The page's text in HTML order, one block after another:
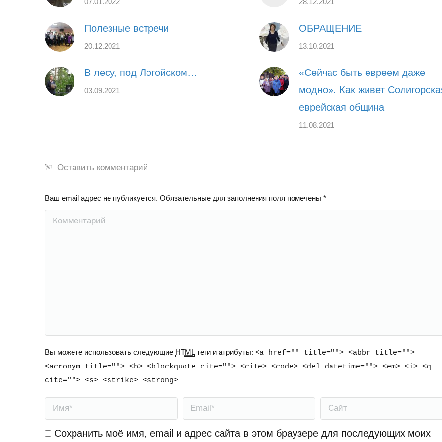
07.01.2022 28.12.2021
Полезные встречи
20.12.2021
ОБРАЩЕНИЕ
13.10.2021
В лесу, под Логойском…
03.09.2021
«Сейчас быть евреем даже
модно». Как живет
еврейская община
11.08.2021
Оставить комментарий
Ваш email адрес не публикуется. Обязательные для заполнения поля помечены *
Комментарий
Вы можете использовать следующие HTMLтеги и атрибуты: <a href="" title=""> <abbr title="">
<acronym title=""> <b> <blockquote cite=""> <cite> <code> <del datetime=""> <em> <i> <q
cite=""> <s> <strike> <strong>
Имя * Email * Сайт
Сохранить моё имя, email и адрес сайта в этом браузере для последующих моих